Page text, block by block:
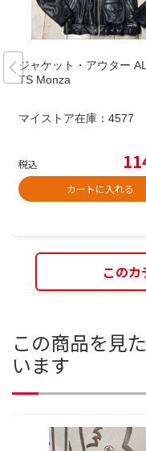
ジャケット・アウター
TS Monza
マイストア在庫： 4577
税込
カートに入れる
このカ
この商品を見
います